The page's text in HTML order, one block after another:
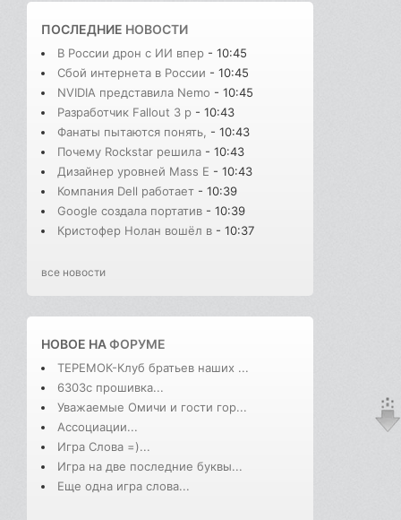
ПОСЛЕДНИЕ НОВОСТИ
В России дрон с ИИ впер - 10:45
Сбой интернета в России - 10:45
NVIDIA представила Nemo - 10:45
Разработчик Fallout 3 р - 10:43
Фанаты пытаются понять, - 10:43
Почему Rockstar решила - 10:43
Дизайнер уровней Mass E - 10:43
Компания Dell работает - 10:39
Google создала портатив - 10:39
Кристофер Нолан вошёл в - 10:37
все новости
НОВОЕ НАФОРУМЕ
ТЕРЕМОК-Клуб братьев наших ...
6303с прошивка...
Уважаемые Омичи и гости гор...
Ассоциации...
Игра Слова =)...
Игра на две последние буквы...
Еще одна игра слова...